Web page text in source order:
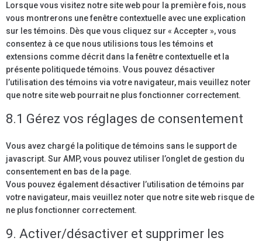
Lorsque vous visitez notre site web pour la première fois, nous
vous montrerons une fenêtre contextuelle avec une explication
sur les témoins. Dès que vous cliquez sur « Accepter », vous
consentez à ce que nous utilisions tous les témoins et
extensions comme décrit dans la fenêtre contextuelle et la
présente politiquede témoins. Vous pouvez désactiver
l’utilisation des témoins via votre navigateur, mais veuillez noter
que notre site web pourrait ne plus fonctionner correctement.
8.1 Gérez vos réglages de consentement
Vous avez chargé la politique de témoins sans le support de
javascript. Sur AMP, vous pouvez utiliser l’onglet de gestion du
consentement en bas de la page.
Vous pouvez également désactiver l’utilisation de témoins par
votre navigateur, mais veuillez noter que notre site web risque de
ne plus fonctionner correctement.
9. Activer/désactiver et supprimer les